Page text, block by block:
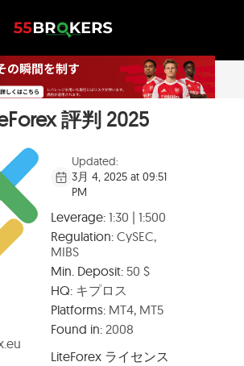
せ
無料口座を開設
評判 2025
Updated:
3月 4, 2025 at 09:51
PM
Leverage:1:30 | 1:500
Regulation:CySEC,
MIBS
Min. Deposit:50 $
HQ:キプロス
Platforms:MT4, MT5
Found in:2008
LiteForex ライセンス